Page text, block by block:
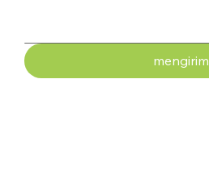
mengirim